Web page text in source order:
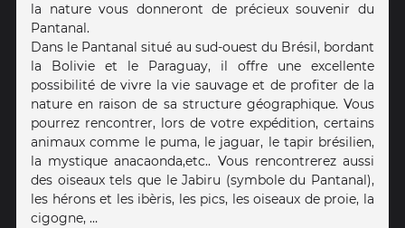
la nature vous donneront de précieux souvenir du
Pantanal.
Dans le Pantanal situé au sud-ouest du Brésil, bordant
la Bolivie et le Paraguay, il offre une excellente
possibilité de vivre la vie sauvage et de profiter de la
nature en raison de sa structure géographique. Vous
pourrez rencontrer, lors de votre expédition, certains
animaux comme le puma, le jaguar, le tapir brésilien,
la mystique anacaonda,etc.. Vous rencontrerez aussi
des oiseaux tels que le Jabiru (symbole du Pantanal),
les hérons et les ibèris, les pics, les oiseaux de proie, la
cigogne, …